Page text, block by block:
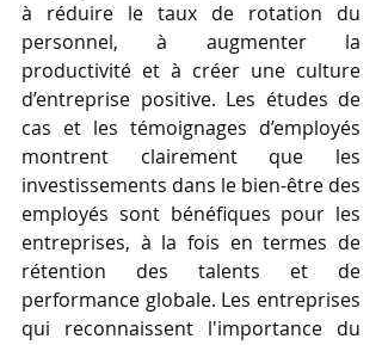
à réduire le taux de rotation du
personnel, à augmenter la
productivité et à créer une culture
d’entreprise positive. Les études de
cas et les témoignages d’employés
montrent clairement que les
investissements dans le bien-être des
employés sont bénéfiques pour les
entreprises, à la fois en termes de
rétention des talents et de
performance globale. Les entreprises
qui reconnaissent l'importance du